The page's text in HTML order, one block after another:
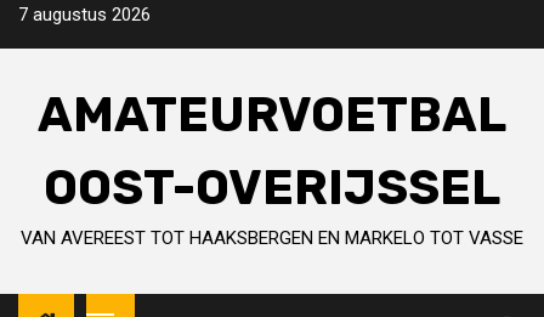
Skip7 augustus 2026
AMATEURVOETBAL
OOST-OVERIJSSEL
VAN AVEREEST TOT HAAKSBERGEN EN MARKELO TOT VASSE